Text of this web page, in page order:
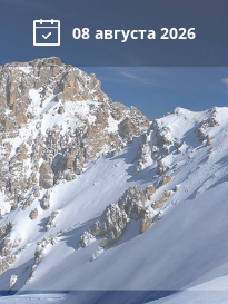
08 августа 2026